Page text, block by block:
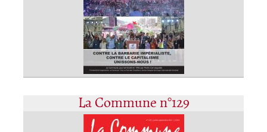
La Commune n°129